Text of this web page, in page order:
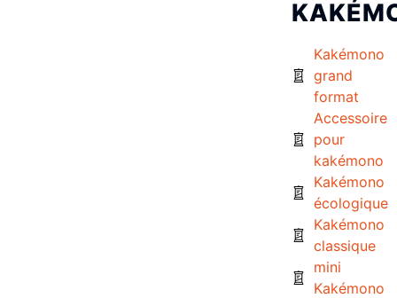
Kakémono
grand
format
Accessoire
pour
kakémono
Kakémono
écologique
Kakémono
classique
mini
Kakémono